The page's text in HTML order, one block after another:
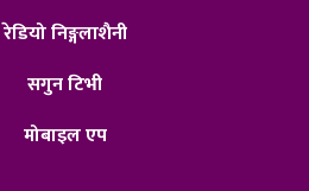
रेडियो निङ्गलाशैनी
सगुन टिभी
मोबाइल एप